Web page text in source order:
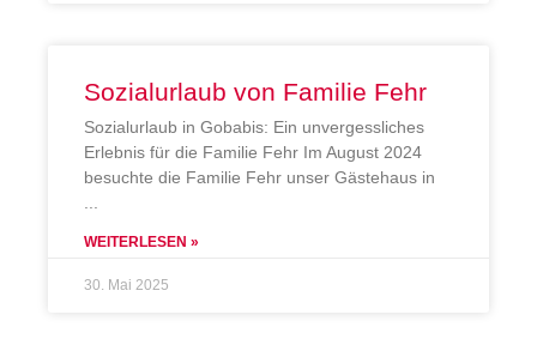
Sozialurlaub von Familie Fehr
Sozialurlaub in Gobabis: Ein unvergessliches
Erlebnis für die Familie Fehr Im August 2024
besuchte die Familie Fehr unser Gästehaus in
WEITERLESEN »
30. Mai 2025